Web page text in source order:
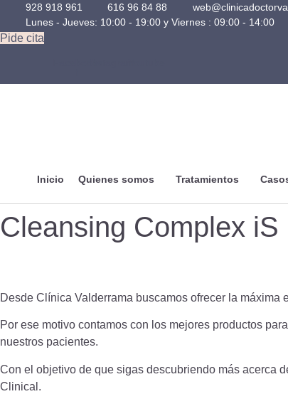
928 918 961 616 96 84 88
Lunes - Jueves: 10:00 - 19:00 y Viernes : 09:00 - 14:00
Pide cita
Inicio Quienes somos Tratamientos
Cleansing Complex iS
Desde Clínica Valderrama buscamos ofrecer la máxima
Por ese motivo contamos con los mejores productos
nuestros pacientes.
Con el objetivo de que sigas descubriendo más acerca
Clinical.